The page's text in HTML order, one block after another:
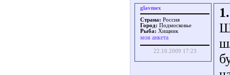
glavmex
Страна: Россия
Город: Подмосковье
Рыба: Хищник
моя анкета
22.10.2009 17:23
1.